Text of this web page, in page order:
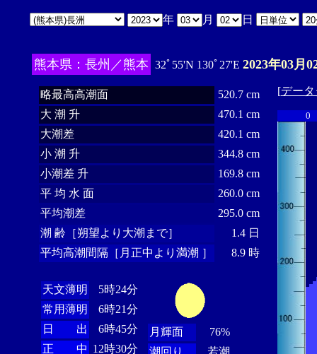
年 月 日
熊本県：長州／熊本 32ﾟ55'N 130ﾟ27'E 2023年03月
略最高高潮面
520.7 cm
大 潮 升
470.1 cm
大潮差
420.1 cm
小 潮 升
344.8 cm
小潮差 升
169.8 cm
平 均 水 面
260.0 cm
平均潮差
295.0 cm
潮 齢［朔望より大潮まで］
1.4 日
平均高潮間隔［月正中より満潮 ］
8.9 時
天文薄明
5時24分
常用薄明
6時21分
日 出
6時45分
正 中 12時30分
月輝面
76%
潮回り
若潮
[デー
0